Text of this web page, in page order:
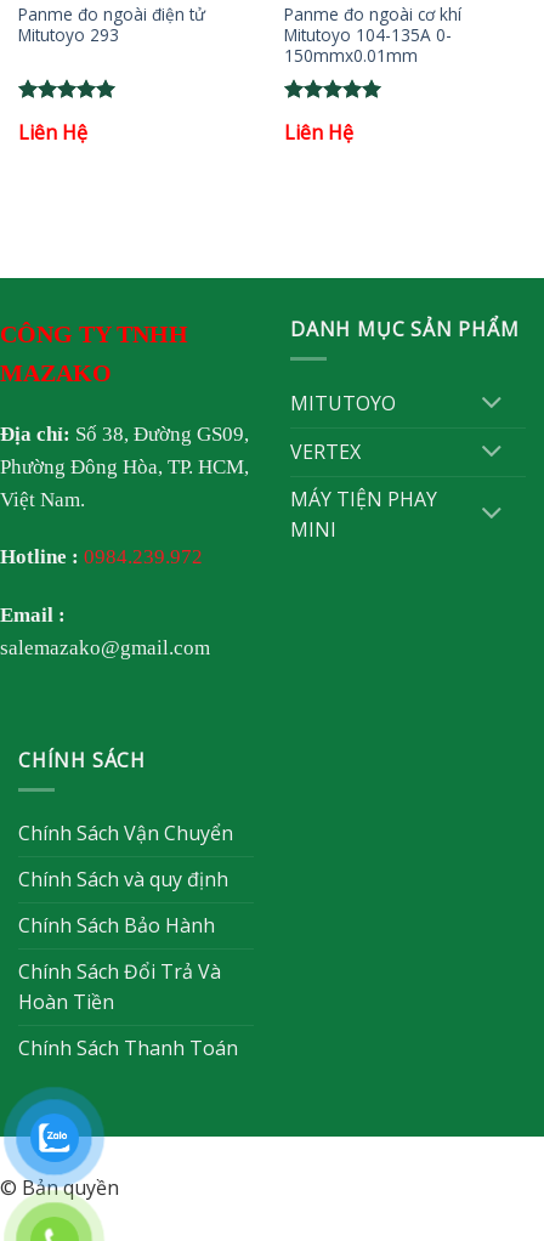
Panme đo ngoài điện tử
Mitutoyo 293
out of 5
Liên Hệ
Panme đo ngoài cơ khí
Mitutoyo 104-135A 0-
150mmx0.01mm
out of 5
Liên Hệ
CÔNG TY TNHH
MAZAKO
Địa chỉ: Số 38, Đường GS09,
Phường Đông Hòa, TP. HCM,
Việt Nam.
Hotline : 0984.239.972
Email :
salemazako@gmail.com
DANH MỤC SẢN PHẨM
MITUTOYO
VERTEX
MÁY TIỆN PHAY
MINI
CHÍNH SÁCH
Chính Sách Vận Chuyển
Chính Sách và quy định
Chính Sách Bảo Hành
Chính Sách Đổi Trả Và
Hoàn Tiền
Chính Sách Thanh Toán
© Bản quyền